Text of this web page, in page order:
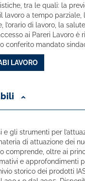
tra le quali: la
lavoro a tempo parziale,
l’orario di lavoro, la
ai Pareri Lavoro è
conferito mandato
LAVORO
e gli strumenti per
di attuazione dei
comprende, oltre ai
e approfondimenti
storico dei prodotti